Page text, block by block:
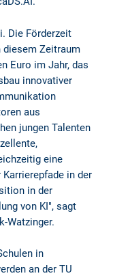
Die Förderzeit
diesem Zeitraum
Euro im Jahr, das
innovativer
aus
jungen Talenten
eine
in der
in der
von KI", sagt
Watzinger.
in
an der TU